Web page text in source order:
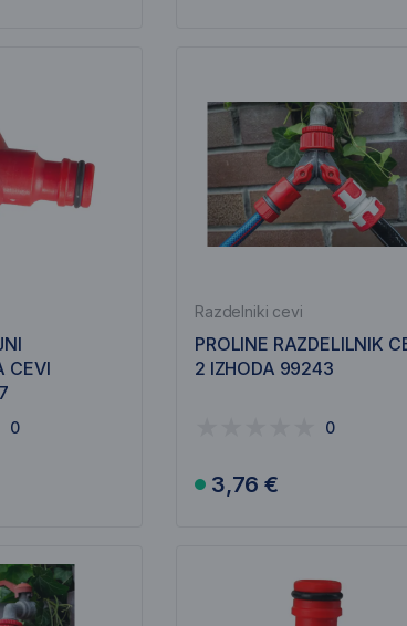
CEVI
0
Razdelniki cevi
PROLINE RAZDELILNIK
2 IZHODA 99243
0
3,76 €